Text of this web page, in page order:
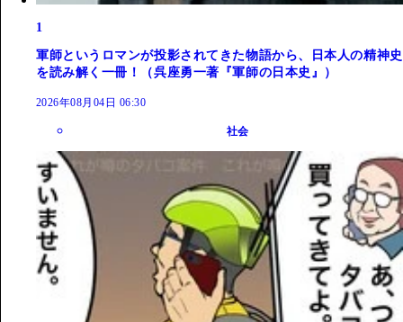
1
軍師というロマンが投影されてきた物語から、日本人の精神史
を読み解く一冊！（呉座勇一著『軍師の日本史』）
2026年08月04日 06:30
社会